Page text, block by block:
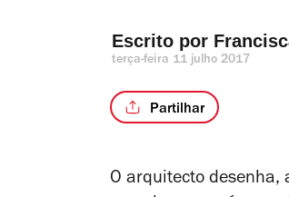
Escrito por
terça-feira 11 julho 2017
Partilhar
O arquitecto desenha,